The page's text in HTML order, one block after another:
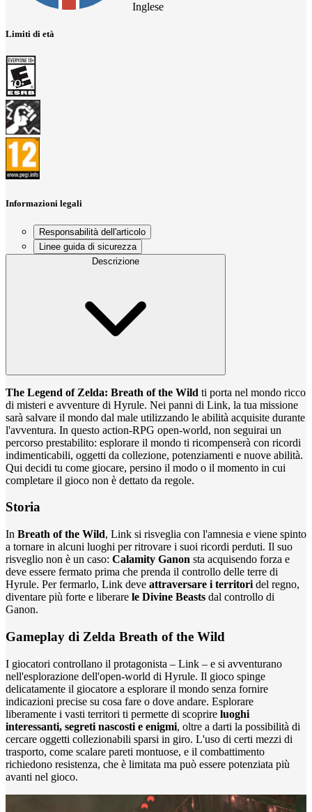
Inglese
Limiti di età
Informazioni legali
Responsabilità dell'articolo
Linee guida di sicurezza
Descrizione
The Legend of Zelda: Breath of the Wild ti porta nel mondo ricco
di misteri e avventure di Hyrule. Nei panni di Link, la tua missione
sarà salvare il mondo dal male utilizzando le abilità acquisite durante
l'avventura. In questo action-RPG open-world, non seguirai un
percorso prestabilito: esplorare il mondo ti ricompenserà con ricordi
indimenticabili, oggetti da collezione, potenziamenti e nuove abilità.
Qui decidi tu come giocare, persino il modo o il momento in cui
completare il gioco non è dettato da regole.
Storia
In Breath of the Wild, Link si risveglia con l'amnesia e viene spinto
a tornare in alcuni luoghi per ritrovare i suoi ricordi perduti. Il suo
risveglio non è un caso: Calamity Ganon sta acquisendo forza e
deve essere fermato prima che prenda il controllo delle terre di
Hyrule. Per fermarlo, Link deve attraversare i territori del regno,
diventare più forte e liberare le Divine Beasts dal controllo di
Ganon.
Gameplay di Zelda Breath of the Wild
I giocatori controllano il protagonista – Link – e si avventurano
nell'esplorazione dell'open-world di Hyrule. Il gioco spinge
delicatamente il giocatore a esplorare il mondo senza fornire
indicazioni precise su cosa fare o dove andare. Esplorare
liberamente i vasti territori ti permette di scoprire luoghi
interessanti, segreti nascosti e enigmi, oltre a darti la possibilità di
cercare oggetti collezionabili sparsi in giro. L'uso di certi mezzi di
trasporto, come scalare pareti montuose, e il combattimento
richiedono resistenza, che è limitata ma può essere potenziata più
avanti nel gioco.